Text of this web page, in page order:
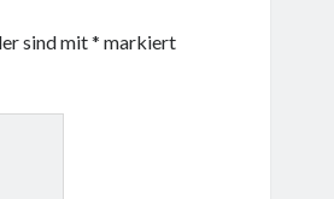
sind mit* markiert